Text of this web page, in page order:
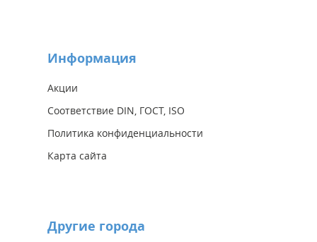
Информация
Акции
Соответствие DIN, ГОСТ, ISO
Политика конфиденциальности
Карта сайта
Другие города